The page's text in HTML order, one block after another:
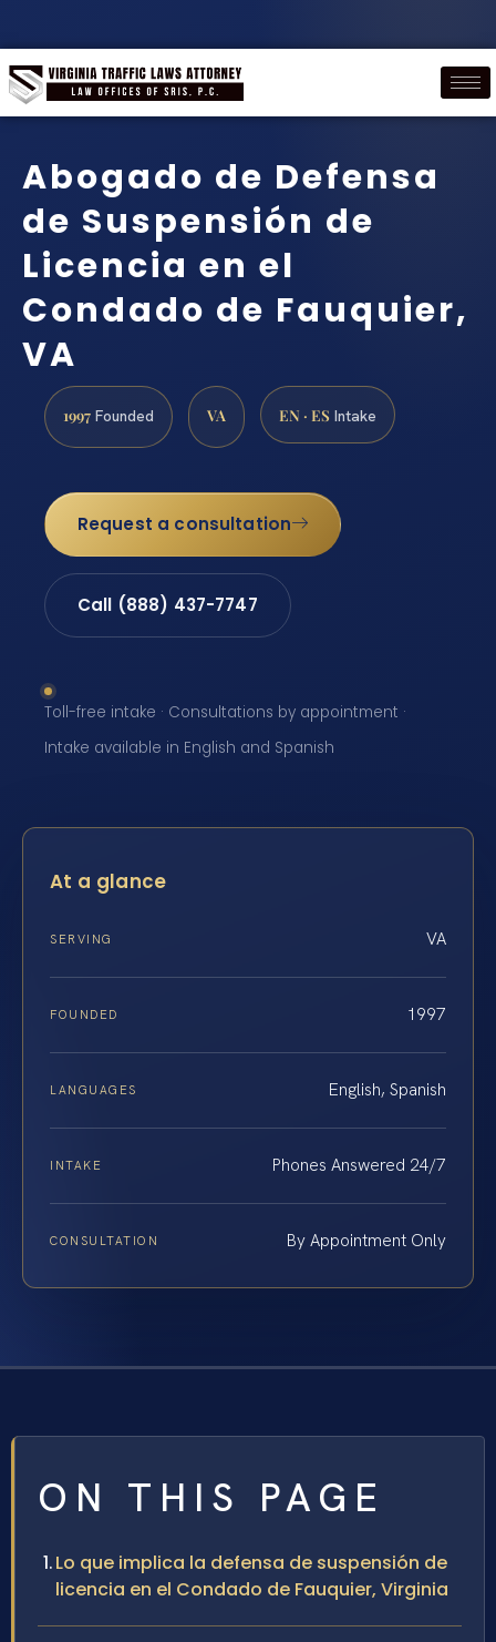
Abogado de Defensa
de Suspensión de
Licencia en el
Condado de Fauquier,
VA
1997 Founded VA EN · ES Intake
Request a consultation
Call (888) 437-7747
Toll-free intake · Consultations by appointment ·
Intake available in English and Spanish
At a glance
SERVING VA
FOUNDED 1997
LANGUAGES English, Spanish
INTAKE Phones Answered 24/7
CONSULTATION By Appointment Only
ON THIS PAGE
Lo que implica la defensa de suspensión de
licencia en el Condado de Fauquier, Virginia